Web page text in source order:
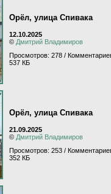
Орёл, улица Спивака
12.10.2025
© Дмитрий Владимиров
Просмотров: 278 /
537 КБ
Орёл, улица Спивака
21.09.2025
© Дмитрий Владимиров
Просмотров: 253 /
352 КБ